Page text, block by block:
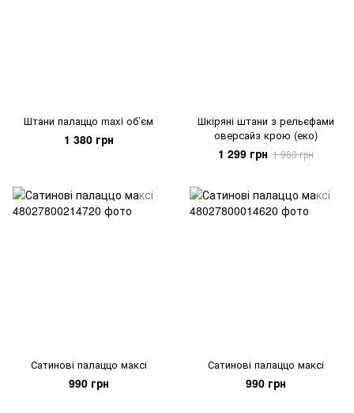
Штани палаццо maxi об’єм
1 380 грн
Шкіряні штани з рельєфами
оверсайз крою (еко)
1 299 грн 1 960 грн
Сатинові палаццо максі
990 грн
Сатинові палаццо максі
990 грн